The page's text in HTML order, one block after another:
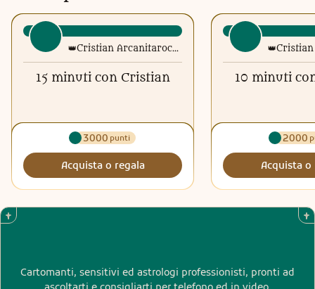
👑Cristian Arcanitarocchi👑 Official
15 minuti con Cristian
3000 punti
Acquista o regala
10 minuti
2000
Acquista o
Cartomanti, sensitivi ed astrologi professionisti, pronti ad